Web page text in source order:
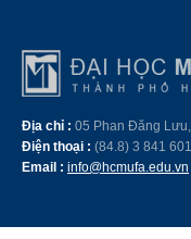
Địa chỉ : 05 Phan Đăng
Điện thoại : (84.8) 3 841
Email : info@hcmufa.edu.vn